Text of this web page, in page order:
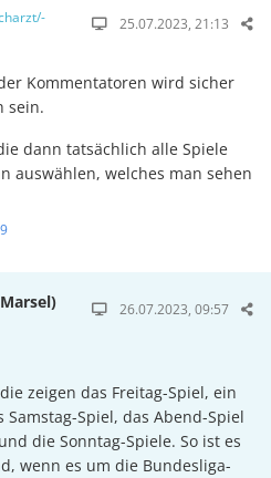
25.07.2023, 21:13
Kommentatoren wird sicher
sein.
dann tatsächlich alle Spiele
auswählen, welches man sehen
9
26.07.2023, 09:57
zeigen das Freitag-Spiel, ein
Samstag-Spiel, das Abend-Spiel
die Sonntag-Spiele. So ist es
wenn es um die Bundesliga-